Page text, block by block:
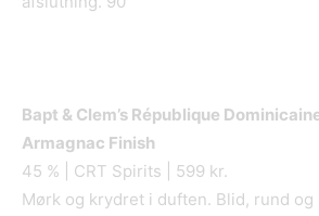
Bapt & Clem’s République
Armagnac Finish
45 % | CRT Spirits | 599 kr.
Mørk og krydret i duften. Blid, rund